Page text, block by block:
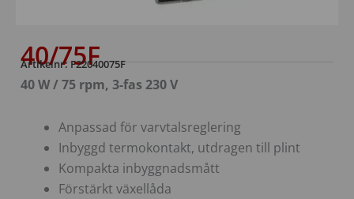
40/75F
Artikelnr: F22040075F
40 W / 75 rpm, 3-fas 230 V​
Anpassad för varvtalsreglering
Inbyggd termokontakt, utdragen till plint
Kompakta inbyggnadsmått
Förstärkt växellåda